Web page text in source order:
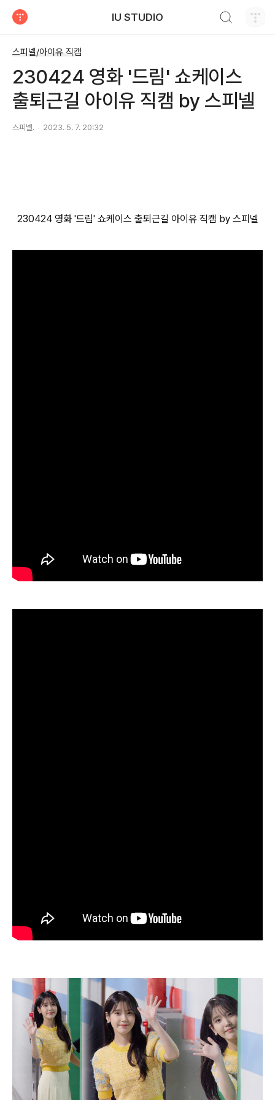
IU STUDIO
스피넬/아이유 직캠
230424 영화 '드림' 쇼케이스
출퇴근길 아이유 직캠 by 스피넬
스피넬. 2023. 5. 7. 20:32
230424 영화 '드림' 쇼케이스 출퇴근길 아이유 직캠 by 스피넬